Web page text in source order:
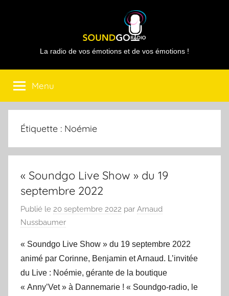
Sound
Go
Radio
La radio de vos émotions et de vos émotions !
Menu
Étiquette : Noémie
« Soundgo Live Show » du 19
septembre 2022
Publié le 20 septembre 2022 par Arnaud
Nussbaumer
« Soundgo Live Show » du 19 septembre 2022
animé par Corinne, Benjamin et Arnaud. L’invitée
du Live : Noémie, gérante de la boutique
« Anny’Vet » à Dannemarie ! « Soundgo-radio, le